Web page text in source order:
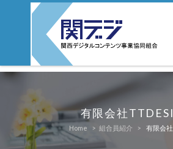
有限会社
Home 組合員紹介 有限会